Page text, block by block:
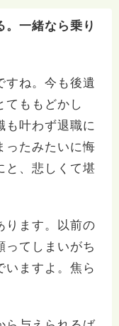
。一緒なら乗り
すね。今も後遺
てももどかし
も叶わず退職に
ったみたいに悔
と、悲しくて堪
ります。以前の
ってしまいがち
いますよ。焦ら